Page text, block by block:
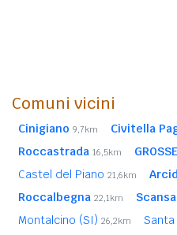
Comuni vicini
Cinigiano 9,7km Civitella
Roccastrada 16,5km
Castel del Piano 21,6km
Roccalbegna 22,1km
Montalcino (SI) 26,2km Santa